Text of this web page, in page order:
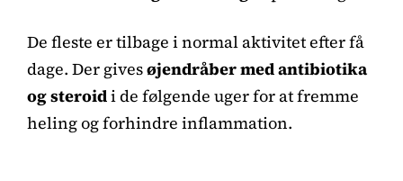
De fleste er tilbage i normal aktivitet efter få
dage. Der givesøjendråber med antibiotika
og steroidi de følgende uger for at fremme
heling og forhindre inflammation.